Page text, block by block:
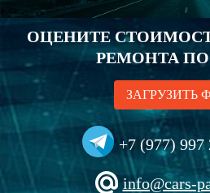
ОЦЕНИТЕ
РЕМОНТА
ЗАГРУЗИТЬ
+7 (977) 997
info@cars-